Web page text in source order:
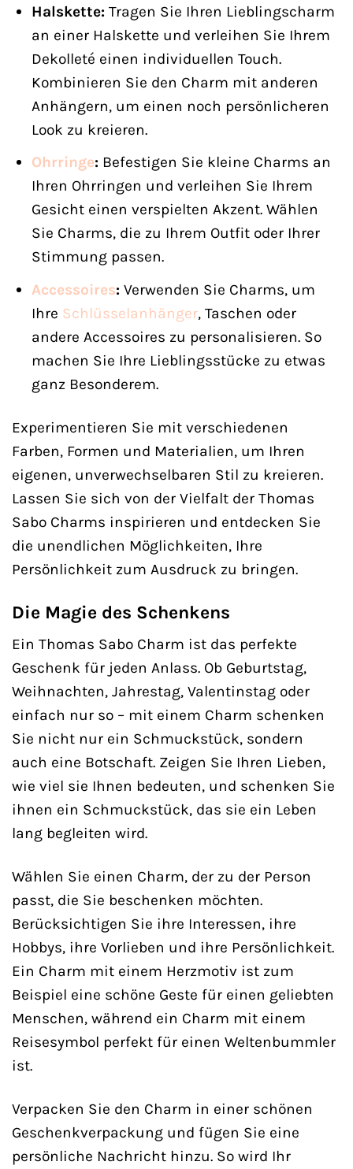
Halskette:Tragen Sie Ihren Lieblingscharm
an einer Halskette und verleihen Sie Ihrem
Dekolleté einen individuellen Touch.
Kombinieren Sie den Charm mit anderen
Anhängern, um einen noch persönlicheren
Look zu kreieren.
Ohrringe:Befestigen Sie kleine Charms an
Ihren Ohrringen und verleihen Sie Ihrem
Gesicht einen verspielten Akzent. Wählen
Sie Charms, die zu Ihrem Outfit oder Ihrer
Stimmung passen.
Accessoires:Verwenden Sie Charms, um
Ihre Schlüsselanhänger, Taschen oder
andere Accessoires zu personalisieren. So
machen Sie Ihre Lieblingsstücke zu etwas
ganz Besonderem.
Experimentieren Sie mit verschiedenen
Farben, Formen und Materialien, um Ihren
eigenen, unverwechselbaren Stil zu kreieren.
Lassen Sie sich von der Vielfalt der Thomas
Sabo Charms inspirieren und entdecken Sie
die unendlichen Möglichkeiten, Ihre
Persönlichkeit zum Ausdruck zu bringen.
Die Magie des Schenkens
Ein Thomas Sabo Charm ist das perfekte
Geschenk für jeden Anlass. Ob Geburtstag,
Weihnachten, Jahrestag, Valentinstag oder
einfach nur so – mit einem Charm schenken
Sie nicht nur ein Schmuckstück, sondern
auch eine Botschaft. Zeigen Sie Ihren Lieben,
wie viel sie Ihnen bedeuten, und schenken Sie
ihnen ein Schmuckstück, das sie ein Leben
lang begleiten wird.
Wählen Sie einen Charm, der zu der Person
passt, die Sie beschenken möchten.
Berücksichtigen Sie ihre Interessen, ihre
Hobbys, ihre Vorlieben und ihre Persönlichkeit.
Ein Charm mit einem Herzmotiv ist zum
Beispiel eine schöne Geste für einen geliebten
Menschen, während ein Charm mit einem
Reisesymbol perfekt für einen Weltenbummler
ist.
Verpacken Sie den Charm in einer schönen
Geschenkverpackung und fügen Sie eine
persönliche Nachricht hinzu. So wird Ihr